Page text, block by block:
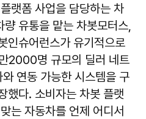
랫폼 사업을 담당하는 차
유통을 맡는 차봇모터스,
인슈어런스가 유기적으로
2000명 규모의 딜러 네트
연동 가능한 시스템을 구
했다. 소비자는 차봇 플랫
는 자동차를 언제 어디서